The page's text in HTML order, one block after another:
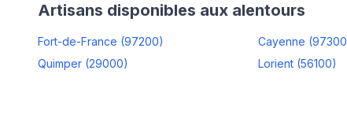
Artisans disponibles aux alentours
Fort-de-France (97200) Cayenne (97300
Quimper (29000) Lorient (56100)